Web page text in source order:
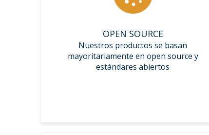
OPEN SOURCE
Nuestros productos se basan
mayoritariamente en open source y
estándares abiertos